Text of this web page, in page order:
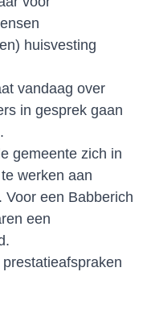
huisvesting
vandaag over
in gesprek gaan
gemeente zich in
werken aan
Voor een Babberich
een